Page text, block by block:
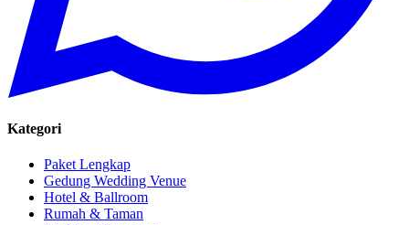
Kategori
Paket Lengkap
Gedung Wedding Venue
Hotel & Ballroom
Rumah & Taman